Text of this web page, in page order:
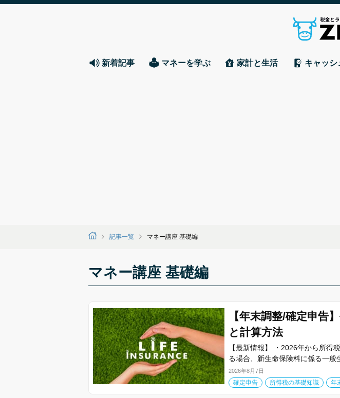
新着記事 マネーを学ぶ 家計と生活 キャッシ
記事一覧 マネー講座 基礎編
マネー講座 基礎編
【年末調整/確定申告
と計算方法
【最新情報】 ・2026年から所得
る場合、新生命保険料に係る一般
2026年8月7日
確定申告 所得税の基礎知識 年